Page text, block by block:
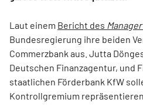
Laut einem Bericht des
Bundesregierung ihre beiden
Commerzbank aus. Jutta
Deutschen Finanzagentur, und
staatlichen Förderbank KfW
Kontrollgremium repräsentieren.